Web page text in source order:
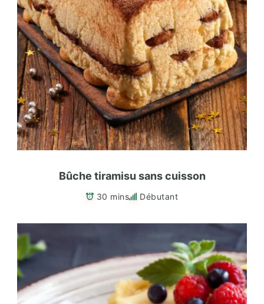
Bûche tiramisu sans cuisson
30 mins Débutant